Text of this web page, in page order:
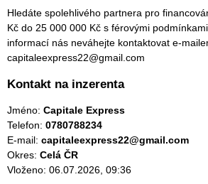
Hledáte spolehlivého partnera pro
Kč do 25 000 000 Kč s férovými
informací nás neváhejte kontaktovat e-
capitaleexpress22@gmail.com
Kontakt na inzerenta
Jméno: Capitale Express
Telefon: 0780788234
E-mail: capitaleexpress22@gmail.com
Okres: Celá ČR
Vloženo: 06.07.2026, 09:36